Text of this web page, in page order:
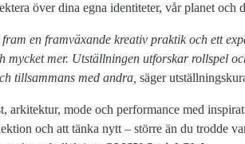
över dina egna identiteter, vår planet och
en framväxande kreativ praktik och ett
mycket mer. Utställningen utforskar rollspel
tillsammans med andra, säger
arkitektur, mode och performance med
och att tänka nytt – större än du trodde